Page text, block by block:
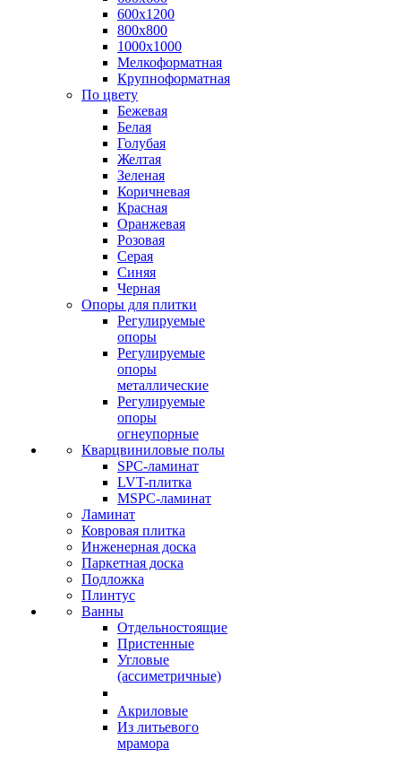
600х1200
800х800
1000х1000
Мелкоформатная
Крупноформатная
По цвету
Бежевая
Белая
Голубая
Желтая
Зеленая
Коричневая
Красная
Оранжевая
Розовая
Серая
Синяя
Черная
Опоры для плитки
Регулируемые
опоры
Регулируемые
опоры
металлические
Регулируемые
опоры
огнеупорные
Кварцвиниловые полы
SPC-ламинат
LVT-плитка
MSPC-ламинат
Ламинат
Ковровая плитка
Инженерная доска
Паркетная доска
Подложка
Плинтус
Ванны
Отдельностоящие
Пристенные
Угловые
(ассиметричные)
Акриловые
Из литьевого
мрамора